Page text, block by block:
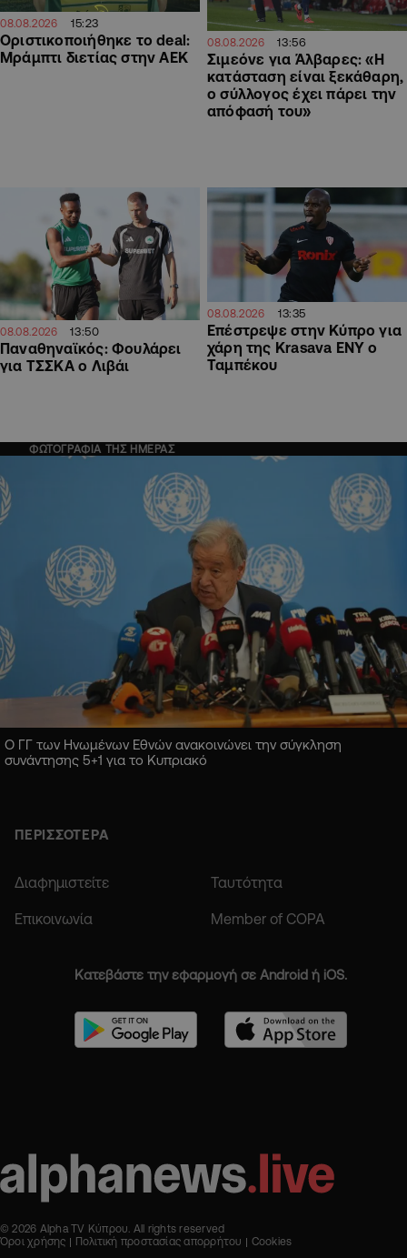
08.08.2026 15:23
Οριστικοποιήθηκε το deal:
Μράμπτι διετίας στην ΑΕΚ
08.08.2026 13:56
Σιμεόνε για Άλβαρες: «Η
κατάσταση είναι ξεκάθαρη,
ο σύλλογος έχει πάρει την
απόφασή του»
08.08.2026 13:50
Παναθηναϊκός: Φουλάρει
για ΤΣΣΚΑ ο Λιβάι
08.08.2026 13:35
Επέστρεψε στην Κύπρο για
χάρη της Krasava ΕΝΥ ο
Ταμπέκου
ΦΩΤΟΓΡΑΦΙΑ ΤΗΣ ΗΜΕΡΑΣ
Ο ΓΓ των Ηνωμένων Εθνών ανακοινώνει την σύγκληση
συνάντησης 5+1 για το Κυπριακό
ΠΕΡΙΣΣΟΤΕΡΑ
Διαφημιστείτε Ταυτότητα
Επικοινωνία Member of COPA
Κατεβάστε την εφαρμογή σε Android ή iOS.
© 2026 Alpha TV Κύπρου. All rights reserved
Όροι χρήσης
Πολιτική προστασίας απορρήτου Cookies